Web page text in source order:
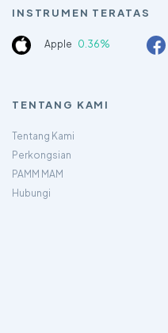
INSTRUMEN TERATAS
Apple 0.36%
TENTANG KAMI
Tentang Kami
Perkongsian
PAMM MAM
Hubungi